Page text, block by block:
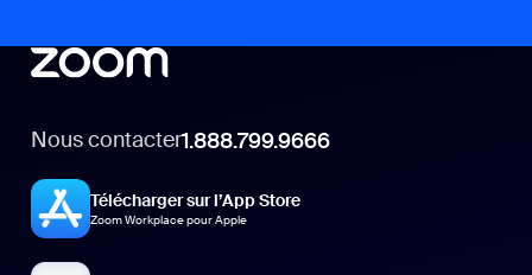
Nous contacter1.888.799.9666
Télécharger sur l’App Store
Zoom Workplace pour Apple